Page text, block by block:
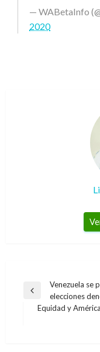
— WABetaInfo
2020
Navegación
Entrada
anterior
Venezuela se
elecciones
Equidad y